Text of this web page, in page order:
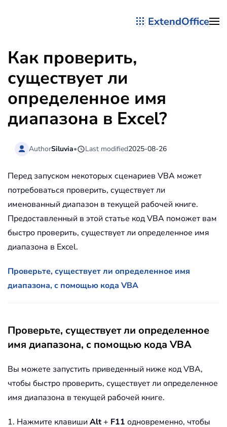
ExtendOffice
Как проверить,
существует ли
определенное имя
диапазона в Excel?
AuthorSiluvia• Last modified2025-08-26
Перед запуском некоторых сценариев VBA может
потребоваться проверить, существует ли
именованный диапазон в текущей рабочей книге.
Предоставленный в этой статье код VBA поможет вам
быстро проверить, существует ли определенное имя
диапазона в Excel.
Проверьте, существует ли определенное имя
диапазона, с помощью кода VBA
Проверьте, существует ли определенное
имя диапазона, с помощью кода VBA
Вы можете запустить приведенный ниже код VBA,
чтобы быстро проверить, существует ли определенное
имя диапазона в текущей рабочей книге.
1. Нажмите клавиши Alt+ F11 одновременно, чтобы